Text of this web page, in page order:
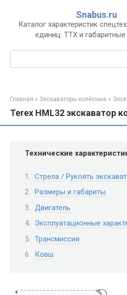
контенту
Snabus.ru
Каталог характеристик
единиц: ТТХ и
Главная » Экскаваторы колёсные »
Terex HML32 экскаватор
Технические
Стрела / Рукоять
Размеры и габариты
Двигатель
Эксплуатационные
Трансмиссия
Ковш